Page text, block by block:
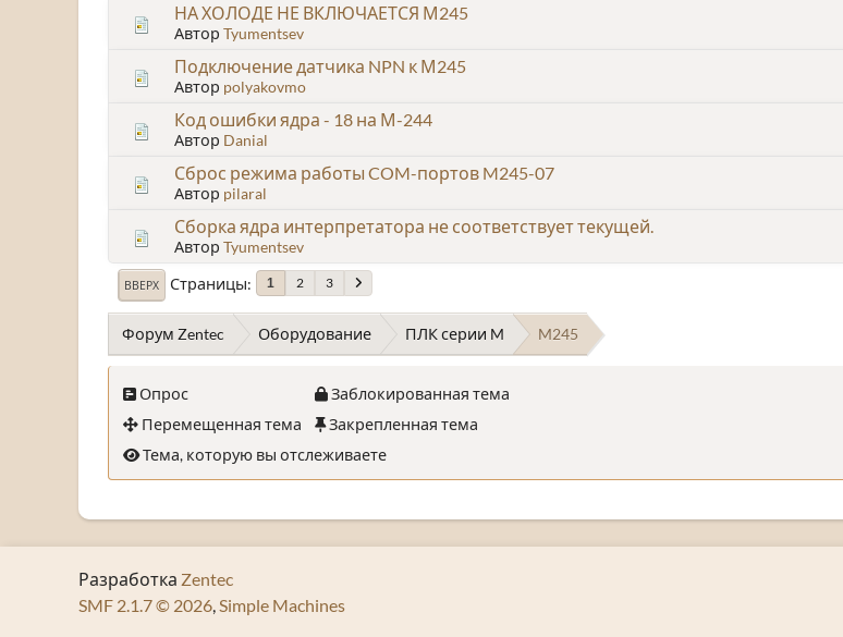
НА ХОЛОДЕ НЕ ВКЛЮЧАЕТСЯ М245
Автор Tyumentsev
Подключение датчика NPN к М245
Автор polyakovmo
Код ошибки ядра - 18 на М-244
Автор Danial
Сброс режима работы COM-портов M245-07
Автор pilaral
Сборка ядра интерпретатора не соответствует текущей.
Автор Tyumentsev
ВВЕРХ Страницы 1 2 3
Форум Zentec Оборудование ПЛК серии M M245
Опрос
Перемещенная тема
Заблокированная тема
Закрепленная тема
Тема, которую вы отслеживаете
Разработка Zentec
SMF 2.1.7 © 2026,Simple Machines